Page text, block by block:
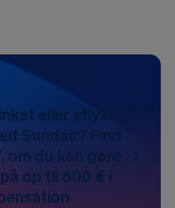
eller aflyst
Sundair? Find
om du kan gøre
op til 600 € i